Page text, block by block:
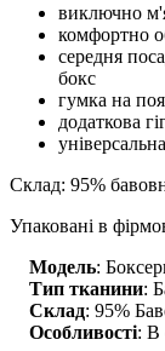
виключно
комфортно
середня
бокс
гумка на
додаткова
Склад: 95%
Упаковані в
Модель:
Тип тканини:
Склад: 95%
Особливості: В